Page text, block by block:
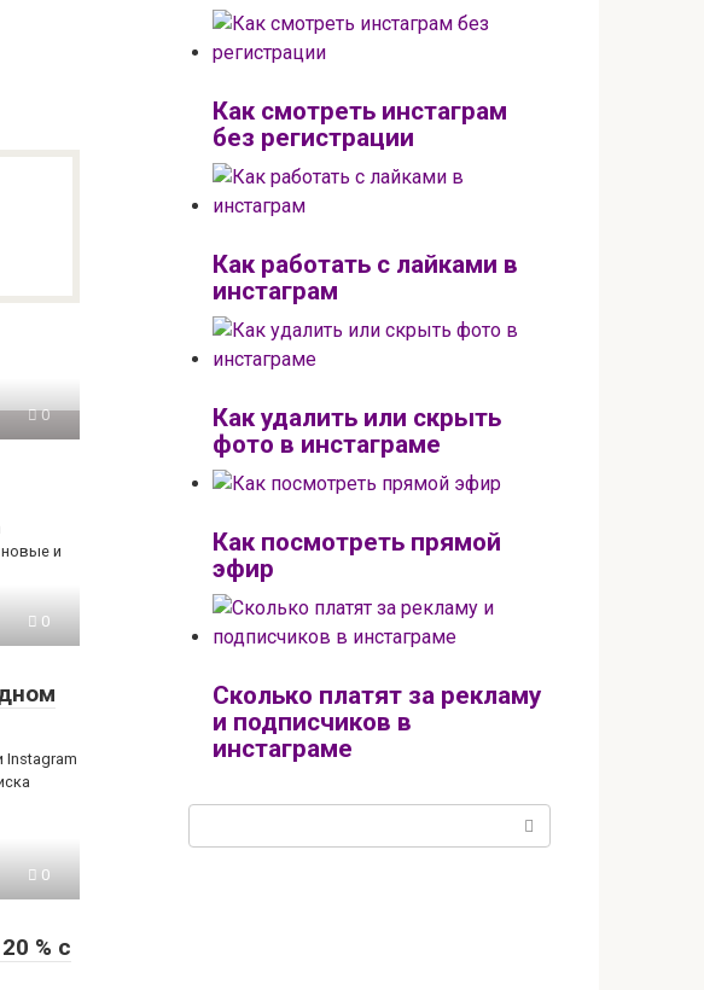
0
и
0
Instagram
0
% с
Как смотреть инстаграм
без регистрации
Как работать с лайками в
инстаграм
Как удалить или скрыть
фото в инстаграме
Как посмотреть прямой
эфир
Сколько платят за рекламу
и подписчиков в
инстаграме